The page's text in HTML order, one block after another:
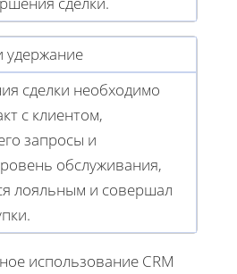
удержание
сделки необходимо
с клиентом,
запросы и
обслуживания,
лояльным и совершал
использование CRM